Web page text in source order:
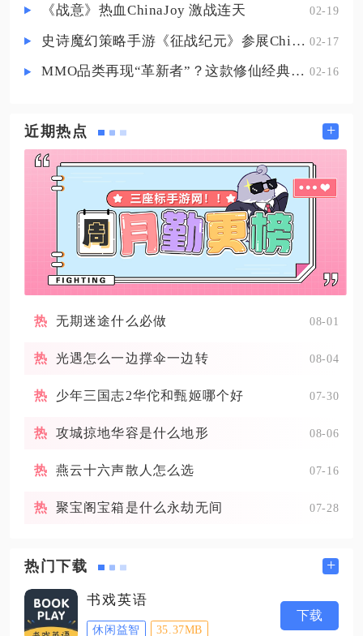
《战意》热血ChinaJoy 激战连天 02-19
史诗魔幻策略手游《征战纪元》参展ChinaJoy，SLG与放置融合玩法来袭 02-17
MMO品类再现“革新者”？这款修仙经典IP产品在尝试破局 02-16
近期热点 +
无期迷途什么必做 08-01
光遇怎么一边撑伞一边转 08-04
少年三国志2华佗和甄姬哪个好 07-30
攻城掠地华容是什么地形 08-06
燕云十六声散人怎么选 07-16
聚宝阁宝箱是什么永劫无间 07-28
热门下载 +
书戏英语
休闲益智 35.37MB
下载